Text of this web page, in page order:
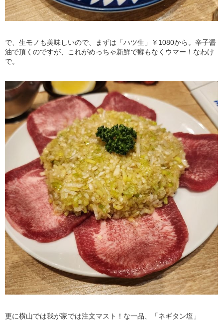
で、生モノも美味しいので、まずは「ハツ生」￥1080から。辛子醤
油で頂くのですが、これがめっちゃ新鮮で癖もなくウマー！なわけ
で。
更に横山では我が家では注文マスト！な一品、「ネギタン塩」